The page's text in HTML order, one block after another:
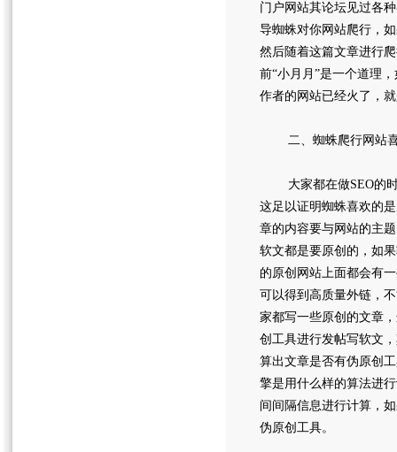
门户网站其论坛见过各
导蜘蛛对你网站爬行，
然后随着这篇文章进行
前“小月月”是一个道理
作者的网站已经火了，
二、蜘蛛爬行网站喜
大家都在做SEO的时
这足以证明蜘蛛喜欢的
章的内容要与网站的主
软文都是要原创的，如
的原创网站上面都会有
可以得到高质量外链，
家都写一些原创的文章
创工具进行发帖写软文
算出文章是否有伪原创
擎是用什么样的算法进
间间隔信息进行计算，
伪原创工具。